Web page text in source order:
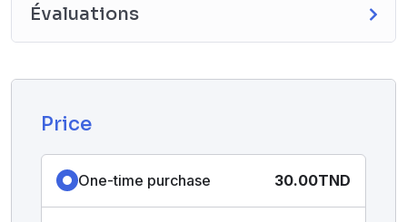
degré de gravité.
Évaluations
Price
One-time purchase 30.00TND